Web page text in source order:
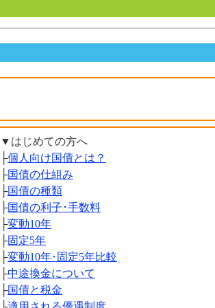
▼はじめての方へ
├個人向け国債とは？
├国債の仕組み
├国債の種類
├国債の利子･手数料
├変動10年
├固定5年
├変動10年･固定5年比較
├中途換金について
├国債と税金